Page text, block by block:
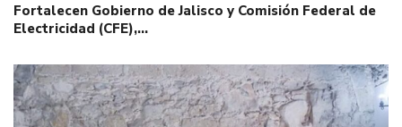
Fortalecen Gobierno de Jalisco y Comisión Federal de
Electricidad (CFE),…